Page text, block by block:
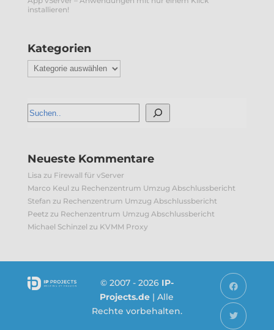
installieren!
Kategorien
Kategorien
Neueste Kommentare
Lisa zu Firewall für vServer
Marco Keul zu Rechenzentrum Umzug Abschlussbericht
Stefan zu Rechenzentrum Umzug Abschlussbericht
Peetzzu Rechenzentrum Umzug Abschlussbericht
Michael Schinzel zu KVMM Proxy
© 2007 - 2026 IP-
Projects.de | Alle
Rechte vorbehalten.